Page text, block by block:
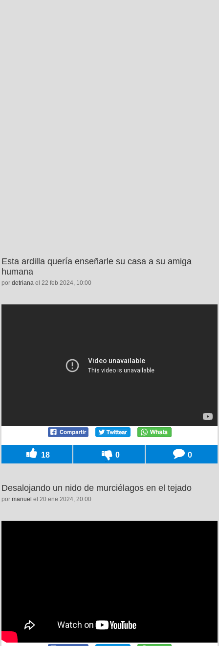
Esta ardilla quería enseñarle su casa a su amiga
humana
por detriana el 22 feb 2024, 10:00
18 0 0
Desalojando un nido de murciélagos en el tejado
por manuel el 20 ene 2024, 20:00